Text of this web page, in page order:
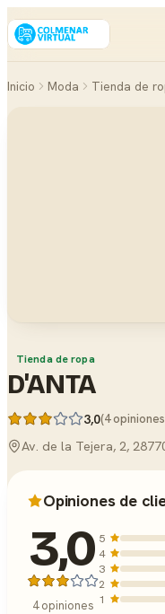
Inicio Moda Tienda de
Tienda de ropa
D'ANTA
3,0(4
Av. de la Tejera, 2,
Opiniones de
3,0
4 opiniones
5
4
3
2
1